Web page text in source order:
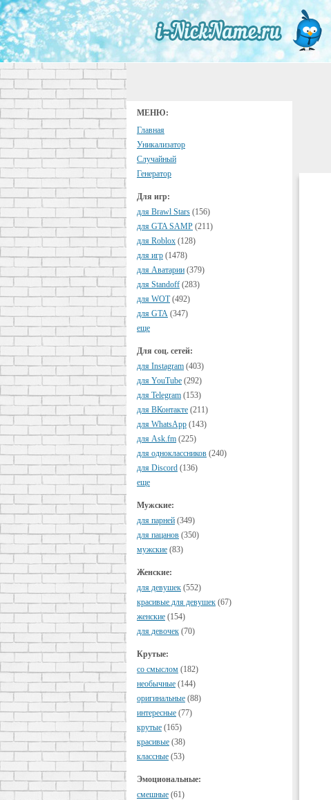
МЕНЮ:
Главная
Уникализатор
Случайный
Генератор
Для игр:
для Brawl Stars (156)
для GTA SAMP (211)
для Roblox (128)
для игр (1478)
для Аватарии (379)
для Standoff (283)
для WOT (492)
для GTA (347)
еще
Для соц. сетей:
для Instagram (403)
для YouTube (292)
для Telegram (153)
для ВКонтакте (211)
для WhatsApp (143)
для Ask.fm (225)
для одноклассников (240)
для Discord (136)
еще
Мужские:
для парней (349)
для пацанов (350)
мужские (83)
Женские:
для девушек (552)
красивые для девушек (67)
женские (154)
для девочек (70)
Крутые:
cо смыслом (182)
необычные (144)
оригинальные (88)
интересные (77)
крутые (165)
красивые (38)
классные (53)
Эмоциональные:
смешные (61)